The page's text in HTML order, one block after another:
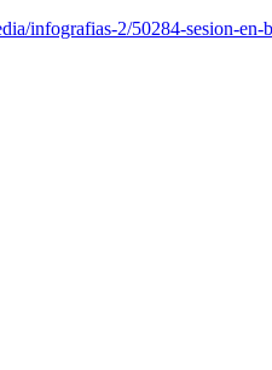
infografias-2/50284-sesion-